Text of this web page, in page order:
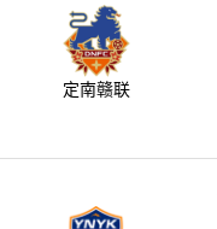
定南赣联